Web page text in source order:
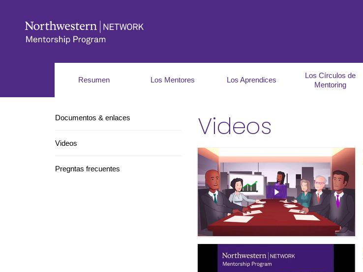
Resumen Los Mentores Los Aprendices
Los Círculos de
Mentoring
Documentos & enlaces
Videos
Pregntas frecuentes
Videos